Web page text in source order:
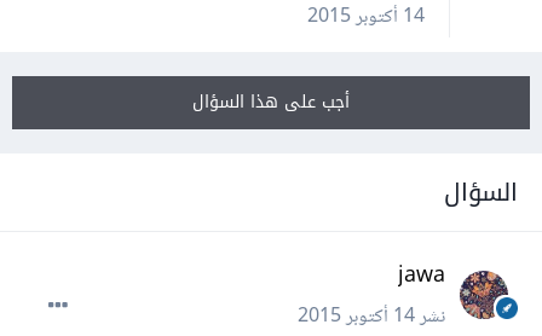
14 أكتوبر 2015
أجب على هذا السؤال
السؤال
jawa
نشر14 أكتوبر 2015